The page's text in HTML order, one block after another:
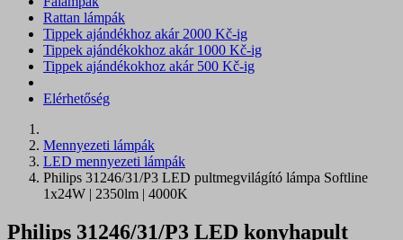
Rattan lámpák
Tippek ajándékhoz akár 2000 Kč-ig
Tippek ajándékokhoz akár 1000 Kč-ig
Tippek ajándékokhoz akár 500 Kč-ig
Elérhetőség
Mennyezeti lámpák
LED mennyezeti lámpák
Philips 31246/31/P3 LED pultmegvilágító lámpa Softline
1x24W | 2350lm | 4000K
Philips 31246/31/P3 LED konyhapult